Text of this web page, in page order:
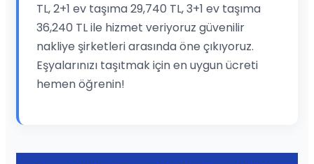
TL, 2+1 ev taşıma 29,740 TL, 3+1 ev taşıma
36,240 TL ile hizmet veriyoruz güvenilir
nakliye şirketleri arasında öne çıkıyoruz.
Eşyalarınızı taşıtmak için en uygun ücreti
hemen öğrenin!